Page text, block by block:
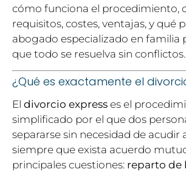
cómo funciona el procedimiento,
requisitos, costes, ventajas, y qué
abogado especializado en familia
que todo se resuelva sin conflictos.
¿Qué es exactamente el
El divorcio express es el
simplificado por el que dos
separarse sin necesidad de acudir
siempre que exista acuerdo
principales cuestiones: reparto de